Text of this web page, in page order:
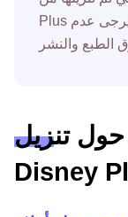
عدم
حول تنزيل